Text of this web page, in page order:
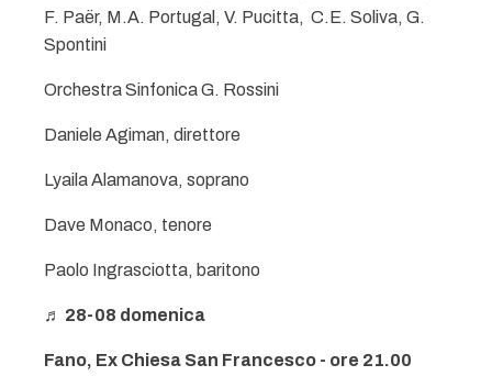
F. Paër, M.A. Portugal, V. Pucitta, C.E. Soliva, G.
Spontini
Orchestra Sinfonica G. Rossini
Daniele Agiman, direttore
Lyaila Alamanova, soprano
Dave Monaco, tenore
Paolo Ingrasciotta, baritono
♬ 28-08 domenica
Fano, Ex Chiesa San Francesco - ore 21.00